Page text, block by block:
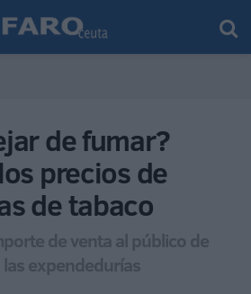
de fumar?
precios de
de tabaco
de venta al público de
expendedurías